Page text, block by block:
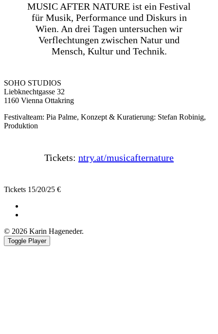
MUSIC AFTER NATURE ist ein Festival
für Musik, Performance und Diskurs in
Wien. An drei Tagen untersuchen wir
Verflechtungen zwischen Natur und
Mensch, Kultur und Technik.
SOHO STUDIOS
Liebknechtgasse 32
1160 Vienna Ottakring
Festivalteam: Pia Palme, Konzept & Kuratierung: Stefan Robinig,
Produktion
Tickets: ntry.at/musicafternature
Tickets 15/20/25 €
© 2026 Karin Hageneder.
Toggle Player